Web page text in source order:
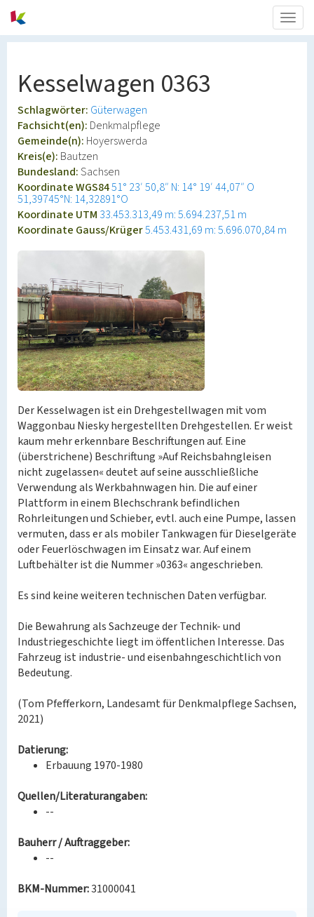
Kesselwagen 0363
Schlagwörter: Güterwagen
Fachsicht(en): Denkmalpflege
Gemeinde(n): Hoyerswerda
Kreis(e): Bautzen
Bundesland:Sachsen
Koordinate WGS8451° 23′ 50,8″ N: 14° 19′ 44,07″ O
51,39745°N: 14,32891°O
Koordinate UTM 33.453.313,49 m: 5.694.237,51 m
Koordinate Gauss/Krüger5.453.431,69 m: 5.696.070,84 m
Der Kesselwagen ist ein Drehgestellwagen mit vom
Waggonbau Niesky hergestellten Drehgestellen. Er weist
kaum mehr erkennbare Beschriftungen auf. Eine
(überstrichene) Beschriftung »Auf Reichsbahngleisen
nicht zugelassen« deutet auf seine ausschließliche
Verwendung als Werkbahnwagen hin. Die auf einer
Plattform in einem Blechschrank befindlichen
Rohrleitungen und Schieber, evtl. auch eine Pumpe, lassen
vermuten, dass er als mobiler Tankwagen für Dieselgeräte
oder Feuerlöschwagen im Einsatz war. Auf einem
Luftbehälter ist die Nummer »0363« angeschrieben.
Es sind keine weiteren technischen Daten verfügbar.
Die Bewahrung als Sachzeuge der Technik- und
Industriegeschichte liegt im öffentlichen Interesse. Das
Fahrzeug ist industrie- und eisenbahngeschichtlich von
Bedeutung.
(Tom Pfefferkorn, Landesamt für Denkmalpflege Sachsen,
2021)
Datierung:
Erbauung 1970-1980
Quellen/Literaturangaben:
--
Bauherr / Auftraggeber:
--
BKM-Nummer:31000041